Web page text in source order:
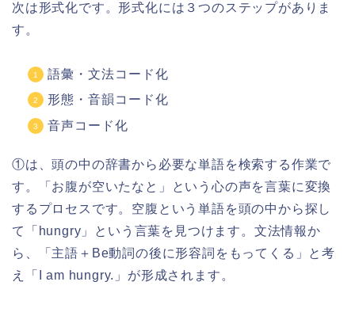
次は形式化です。形式化には３つのステップがありま
す。
語彙・文法コード化
形態・音韻コード化
音声コード化
①は、頭の中の辞書から必要な単語を検索する作業で
す。「お腹が空いたなと」という心の声を言葉に変換
するプロセスです。空腹という単語を頭の中から探し
て「hungry」という言葉を見つけます。文法情報か
ら、「主語＋Be動詞の後に形容詞をもってくる」と考
え「I am hungry.」が形成されます。